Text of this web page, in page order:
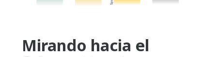
Mirando hacia el